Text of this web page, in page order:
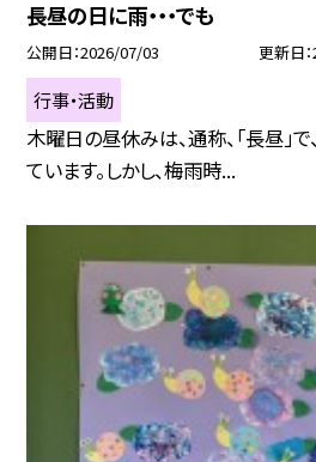
長昼の日に雨・・・でも
公開日 2026/07/03 更新日
行事・活動
木曜日の昼休みは、通称、「長昼」
ています。しかし、梅雨時...